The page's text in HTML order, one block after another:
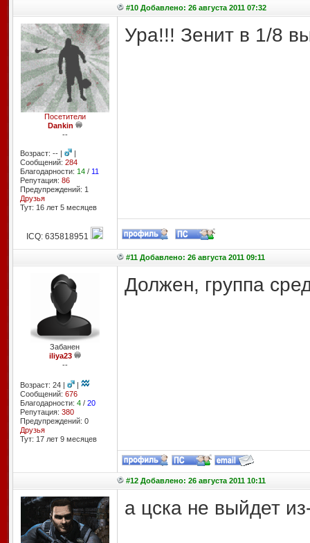
#10 Добавлено: 26 августа 2011 07:32
Посетители
Dankin
--
Возраст: -- |
|
Сообщений: 284
Благодарности: 14/ 11
Репутация: 86
Предупреждений: 1
Друзья
Тут: 16 лет 5 месяцев
Ура!!! Зенит в 1/8
ICQ: 635818951
#11 Добавлено: 26 августа 2011 09:11
Забанен
iliya23
--
Возраст: 24 |
|
Сообщений: 676
Благодарности: 4/ 20
Репутация: 380
Предупреждений: 0
Друзья
Тут: 17 лет 9 месяцев
Должен, группа
#12 Добавлено: 26 августа 2011 10:11
а цска не выйдет